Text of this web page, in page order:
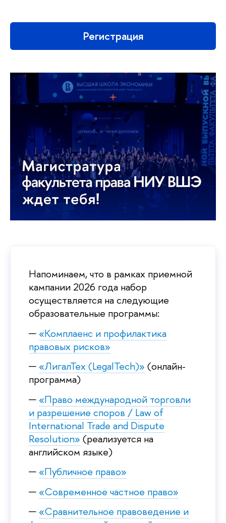
Регистрация
Напоминаем, что в рамках приемной
кампании 2026 года набор
осуществляется на следующие
образовательные программы:
«Комплаенс и профилактика
правовых рисков»
«ЛигалТех (LegalTech)» (онлайн-
программа)
«Право международной торговли
и разрешение споров / Law of
International Trade and Dispute
Resolution» (реализуется на
английском языке)
«Публичное право»
«Современное частное право»
«Сравнительное правоведение и